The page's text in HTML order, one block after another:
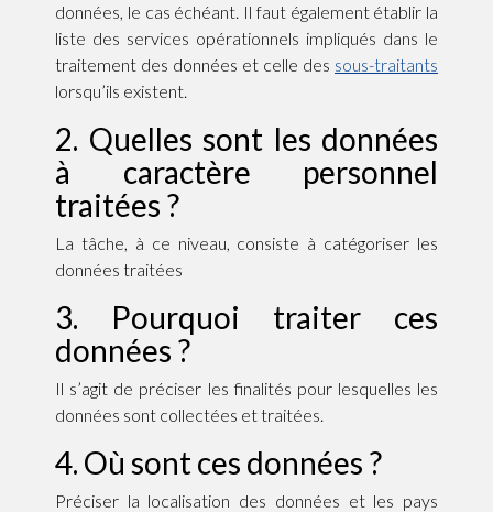
données, le cas échéant. Il faut également établir la
liste des services opérationnels impliqués dans le
traitement des données et celle des sous-traitants
lorsqu’ils existent.
2. Quelles sont les données
à caractère personnel
traitées ?
La tâche, à ce niveau, consiste à catégoriser les
données traitées
3. Pourquoi traiter ces
données ?
Il s’agit de préciser les finalités pour lesquelles les
données sont collectées et traitées.
4. Où sont ces données ?
Préciser la localisation des données et les pays